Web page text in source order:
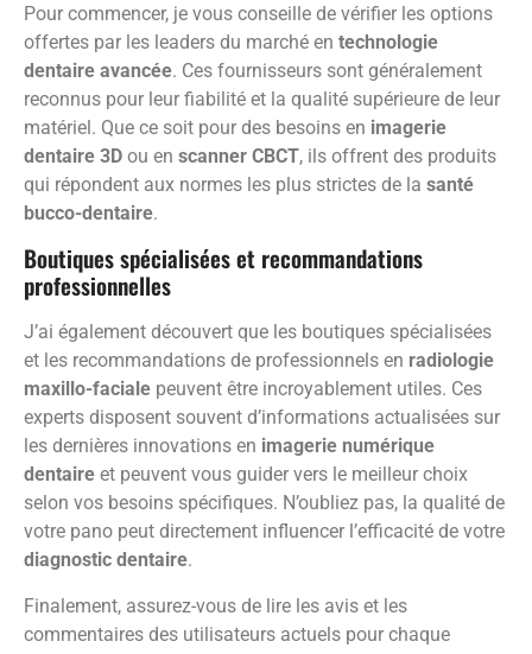
Pour commencer, je vous conseille de vérifier les options
offertes par les leaders du marché en technologie
dentaire avancée. Ces fournisseurs sont généralement
reconnus pour leur fiabilité et la qualité supérieure de leur
matériel. Que ce soit pour des besoins en imagerie
dentaire 3D ou en scanner CBCT, ils offrent des produits
qui répondent aux normes les plus strictes de la santé
bucco-dentaire.
Boutiques spécialisées et recommandations
professionnelles
J’ai également découvert que les boutiques spécialisées
et les recommandations de professionnels en radiologie
maxillo-faciale peuvent être incroyablement utiles. Ces
experts disposent souvent d’informations actualisées sur
les dernières innovations en imagerie numérique
dentaire et peuvent vous guider vers le meilleur choix
selon vos besoins spécifiques. N’oubliez pas, la qualité de
votre pano peut directement influencer l’efficacité de votre
diagnostic dentaire.
Finalement, assurez-vous de lire les avis et les
commentaires des utilisateurs actuels pour chaque